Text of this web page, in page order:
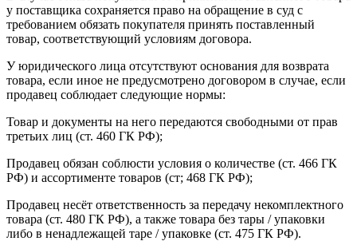
у поставщика сохраняется право на обращение в суд с
требованием обязать покупателя принять поставленный
товар, соответствующий условиям договора.
У юридического лица отсутствуют основания для возврата
товара, если иное не предусмотрено договором в случае, если
продавец соблюдает следующие нормы:
Товар и документы на него передаются свободными от прав
третьих лиц (ст. 460 ГК РФ);
Продавец обязан соблюсти условия о количестве (ст. 466 ГК
РФ) и ассортименте товаров (ст; 468 ГК РФ);
Продавец несёт ответственность за передачу некомплектного
товара (ст. 480 ГК РФ), а также товара без тары / упаковки
либо в ненадлежащей таре / упаковке (ст. 475 ГК РФ).